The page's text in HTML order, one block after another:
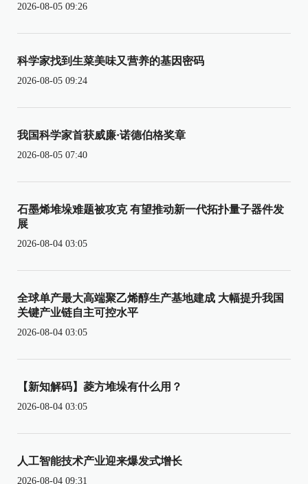
2026-08-05 09:26
科学家找到生菜美味又营养的基因密码
2026-08-05 09:24
我国科学家首获威廉·诺德伯格奖章
2026-08-05 07:40
石墨烯堆垛难题被攻克 有望推动新一代拓扑量子器件发
展
2026-08-04 03:05
全球单产最大高端聚乙烯醇生产基地建成 大幅提升我国
关键产业链自主可控水平
2026-08-04 03:05
【新知解码】菱方堆垛有什么用？
2026-08-04 03:05
人工智能技术产业迎来爆发式增长
2026-08-04 09:31